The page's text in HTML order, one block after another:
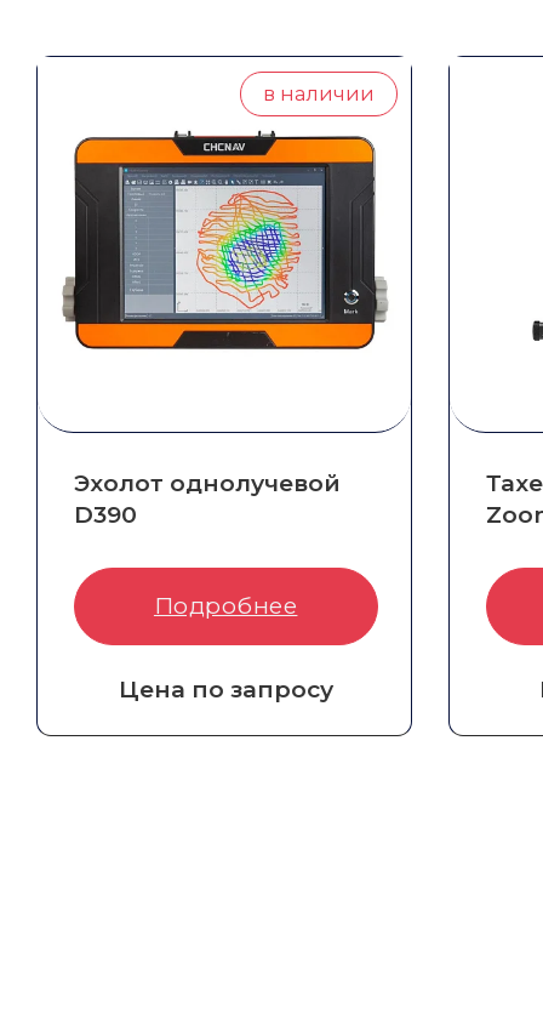
в наличии
Эхолот однолучевой
D390
Артикул:
Подробнее
Цена по запросу